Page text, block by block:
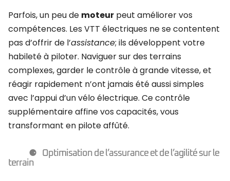
Parfois, un peu de moteur peut améliorer vos
compétences. Les VTT électriques ne se contentent
pas d’offrir de l’assistance; ils développent votre
habileté à piloter. Naviguer sur des terrains
complexes, garder le contrôle à grande vitesse, et
réagir rapidement n’ont jamais été aussi simples
avec l’appui d’un vélo électrique. Ce contrôle
supplémentaire affine vos capacités, vous
transformant en pilote affûté.
Optimisation de l’assurance et de l’agilité sur le
terrain